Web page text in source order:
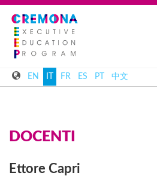
EN FR ES PT 中文
DOCENTI
Ettore Capri